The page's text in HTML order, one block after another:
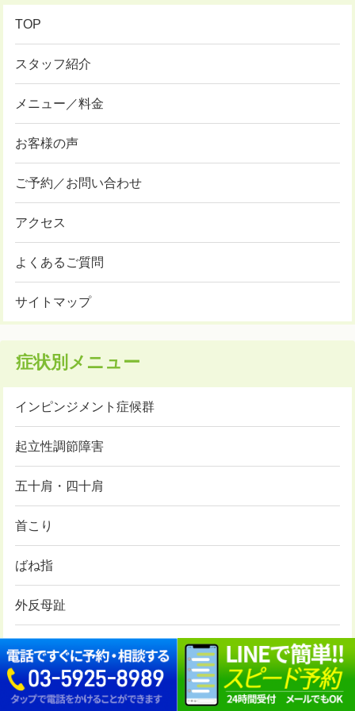
TOP
スタッフ紹介
メニュー／料金
お客様の声
ご予約／お問い合わせ
アクセス
よくあるご質問
サイトマップ
症状別メニュー
インピンジメント症候群
起立性調節障害
五十肩・四十肩
首こり
ばね指
外反母趾
過敏性腸症候群